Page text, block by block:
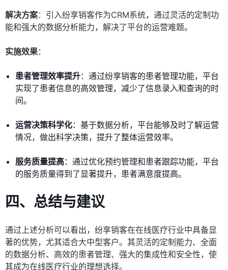
解决方案：引入纷享销客作为CRM系统，通过灵活的定制功
能和强大的数据分析能力，解决了平台的运营难题。
实施效果：
患者管理效率提升：通过纷享销客的患者管理功能，平台
实现了患者信息的高效管理，减少了信息录入和查询的时
间。
运营决策科学化：基于数据分析，平台能够及时了解运营
情况，做出科学决策，提升了整体运营效率。
服务质量提高：通过优化预约管理和患者跟踪功能，平台
的服务质量得到了显著提升，患者满意度提高。
四、 总结与建议
通过上述分析可以看出，纷享销客在在线医疗行业中具备显
著的优势，尤其适合大中型客户。其灵活的定制能力、全面
的数据分析、高效的患者管理、强大的集成性和安全性，使
其成为在线医疗行业的理想选择。